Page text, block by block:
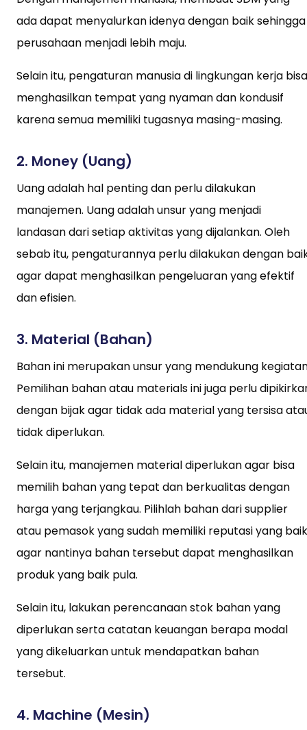
ada dapat menyalurkan idenya dengan baik sehingga
perusahaan menjadi lebih maju.
Selain itu, pengaturan manusia di lingkungan kerja bisa
menghasilkan tempat yang nyaman dan kondusif
karena semua memiliki tugasnya masing-masing.
2. Money (Uang)
Uang adalah hal penting dan perlu dilakukan
manajemen. Uang adalah unsur yang menjadi
landasan dari setiap aktivitas yang dijalankan. Oleh
sebab itu, pengaturannya perlu dilakukan dengan
agar dapat menghasilkan pengeluaran yang efektif
dan efisien.
3. Material (Bahan)
Bahan ini merupakan unsur yang mendukung
Pemilihan bahan atau materials ini juga perlu
dengan bijak agar tidak ada material yang tersisa
tidak diperlukan.
Selain itu, manajemen material diperlukan agar bisa
memilih bahan yang tepat dan berkualitas dengan
harga yang terjangkau. Pilihlah bahan dari supplier
atau pemasok yang sudah memiliki reputasi yang baik
agar nantinya bahan tersebut dapat menghasilkan
produk yang baik pula.
Selain itu, lakukan perencanaan stok bahan yang
diperlukan serta catatan keuangan berapa modal
yang dikeluarkan untuk mendapatkan bahan
tersebut.
4. Machine (Mesin)